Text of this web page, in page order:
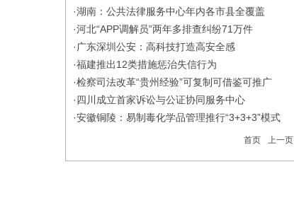
·湖南：公共法律服务中心年内各市县全覆盖
·河北“APP调解员”两年多排查纠纷71万件
· 广东深圳公安：高科技打造高安全感
·福建推出12类措施惩治失信行为
·检察司法改革“贵州经验”可复制可借鉴可推广
·四川成立首家诉讼与公证协同服务中心
·安徽铜陵：易制毒化学品管理推行“3+3+3”模式
首页 上一页